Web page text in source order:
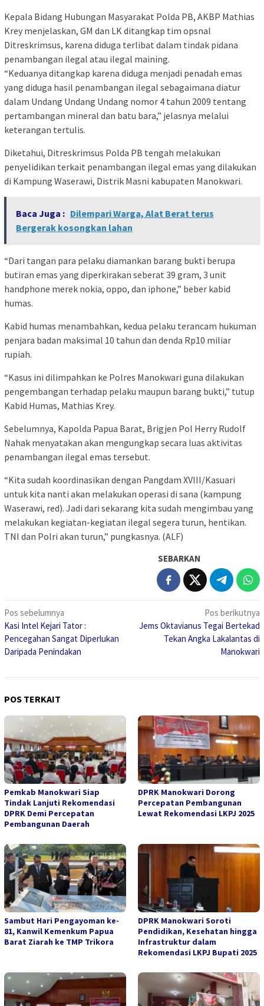
Kepala Bidang Hubungan Masyarakat Polda PB, AKBP Mathias
Krey menjelaskan, GM dan LK ditangkap tim opsnal
Ditreskrimsus, karena diduga terlibat dalam tindak pidana
penambangan ilegal atau ilegal maining.
“Keduanya ditangkap karena diduga menjadi penadah emas
yang diduga hasil penambangan ilegal sebagaimana diatur
dalam Undang Undang Undang nomor 4 tahun 2009 tentang
pertambangan mineral dan batu bara,” jelasnya melalui
keterangan tertulis.
Diketahui, Ditreskrimsus Polda PB tengah melakukan
penyelidikan terkait penambangan ilegal emas yang dilakukan
di Kampung Waserawi, Distrik Masni kabupaten Manokwari.
Baca Juga : Dilempari Warga, Alat Berat terus
Bergerak kosongkan lahan
“Dari tangan para pelaku diamankan barang bukti berupa
butiran emas yang diperkirakan seberat 39 gram, 3 unit
handphone merek nokia, oppo, dan iphone,” beber kabid
humas.
Kabid humas menambahkan, kedua pelaku terancam hukuman
penjara badan maksimal 10 tahun dan denda Rp10 miliar
rupiah.
“Kasus ini dilimpahkan ke Polres Manokwari guna dilakukan
pengembangan terhadap pelaku maupun barang bukti,” tutup
Kabid Humas, Mathias Krey.
Sebelumnya, Kapolda Papua Barat, Brigjen Pol Herry Rudolf
Nahak menyatakan akan mengungkap secara luas aktivitas
penambangan ilegal emas tersebut.
“Kita sudah koordinasikan dengan Pangdam XVIII/Kasuari
untuk kita nanti akan melakukan operasi di sana (kampung
Waserawi, red). Jadi dari sekarang kita sudah mengimbau yang
melakukan kegiatan-kegiatan ilegal segera turun, hentikan.
TNI dan Polri akan turun,” pungkasnya. (ALF)
SEBARKAN
Navigasi
pos
Pos sebelumnya
Kasi Intel Kejari Tator :
Pencegahan Sangat Diperlukan
Daripada Penindakan
Pos berikutnya
Jems Oktavianus Tegai Bertekad
Tekan Angka Lakalantas di
Manokwari
POS TERKAIT
Pemkab Manokwari Siap
Tindak Lanjuti Rekomendasi
DPRK Demi Percepatan
Pembangunan Daerah
DPRK Manokwari Dorong
Percepatan Pembangunan
Lewat Rekomendasi LKPJ 2025
Sambut Hari Pengayoman ke-
81, Kanwil Kemenkum Papua
Barat Ziarah ke TMP Trikora
DPRK Manokwari Soroti
Pendidikan, Kesehatan hingga
Infrastruktur dalam
Rekomendasi LKPJ Bupati 2025